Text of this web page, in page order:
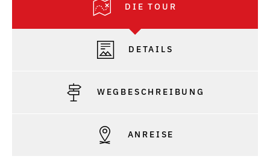
DIE TOUR
DETAILS
WEGBESCHREIBUNG
ANREISE